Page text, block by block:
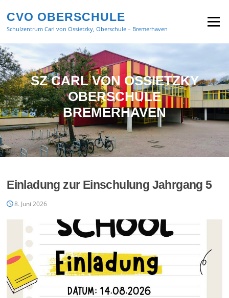
Inhalt
springen
CVO OBERSCHULE
Schulzentrum Carl von Ossietzky, Oberschule – Bremerhaven
Menü
SZ CARL VON OSSIETZKY
OBERSCHULE
BREMERHAVEN
Einladung zur Einschulung Jahrgang 5
8. Juni 2026